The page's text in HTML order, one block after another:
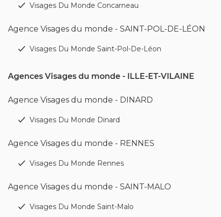
Visages Du Monde Concarneau
Agence Visages du monde - SAINT-POL-DE-LÉON
Visages Du Monde Saint-Pol-De-Léon
Agences Visages du monde - ILLE-ET-VILAINE
Agence Visages du monde - DINARD
Visages Du Monde Dinard
Agence Visages du monde - RENNES
Visages Du Monde Rennes
Agence Visages du monde - SAINT-MALO
Visages Du Monde Saint-Malo